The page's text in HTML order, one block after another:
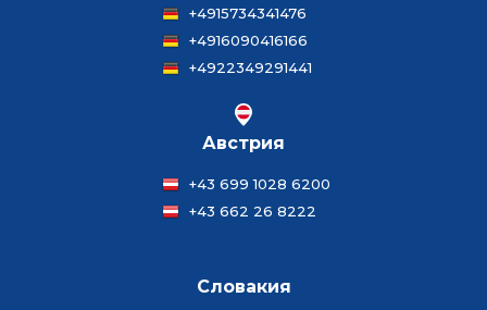
+4915734341476
+4916090416166
+4922349291441
Австрия
+43 699 1028 6200
+43 662 26 8222
Словакия